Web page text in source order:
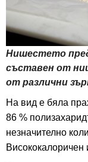
Нишестето
съставен от
от различни
На вид е бяла
86 %
незначително
Висококалоричен